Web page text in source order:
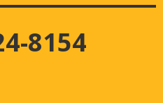
8154